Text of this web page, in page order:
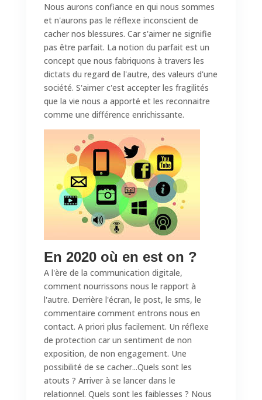
Nous aurons confiance en qui nous sommes
et n'aurons pas le réflexe inconscient de
cacher nos blessures. Car s'aimer ne signifie
pas être parfait. La notion du parfait est un
concept que nous fabriquons à travers les
dictats du regard de l'autre, des valeurs d'une
société. S'aimer c'est accepter les fragilités
que la vie nous a apporté et les reconnaitre
comme une différence enrichissante.
En 2020 où en est on ?
A l'ère de la communication digitale,
comment nourrissons nous le rapport à
l'autre. Derrière l'écran, le post, le sms, le
commentaire comment entrons nous en
contact. A priori plus facilement. Un réflexe
de protection car un sentiment de non
exposition, de non engagement. Une
possibilité de se cacher...Quels sont les
atouts ? Arriver à se lancer dans le
relationnel. Quels sont les faiblesses ? Nous